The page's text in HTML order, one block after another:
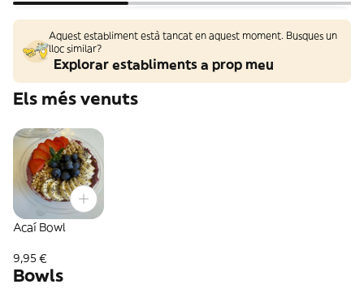
Aquest establiment està tancat en aquest moment. Busques un
lloc similar?
Explorar establiments a prop meu
Els més venuts
Acaí Bowl
9,95 €
Bowls